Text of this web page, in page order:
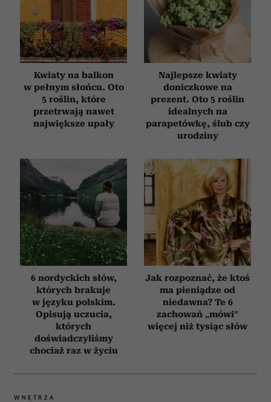
Kwiaty na balkon
w pełnym słońcu. Oto
5 roślin, które
przetrwają nawet
największe upały
Najlepsze kwiaty
doniczkowe na
prezent. Oto 5 roślin
idealnych na
parapetówkę, ślub czy
urodziny
6 nordyckich słów,
których brakuje
w języku polskim.
Opisują uczucia,
których
doświadczyliśmy
chociaż raz w życiu
Jak rozpoznać, że ktoś
ma pieniądze od
niedawna? Te 6
zachowań „mówi”
więcej niż tysiąc słów
WNĘTRZA